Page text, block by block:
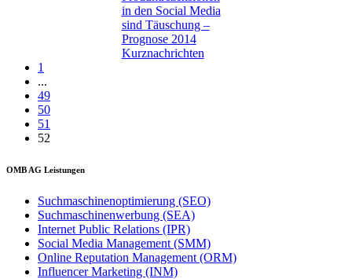
in den Social Media
sind Täuschung –
Prognose 2014
Kurznachrichten
1
...
49
50
51
52
OMB AG Leistungen
Suchmaschinenoptimierung (SEO)
Suchmaschinenwerbung (SEA)
Internet Public Relations (IPR)
Social Media Management (SMM)
Online Reputation Management (ORM)
Influencer Marketing (INM)